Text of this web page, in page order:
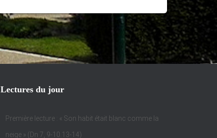
Lectures du jour
Première lecture : « Son habit était blanc comme la
neige » (Dn 7, 9-10.13-14)